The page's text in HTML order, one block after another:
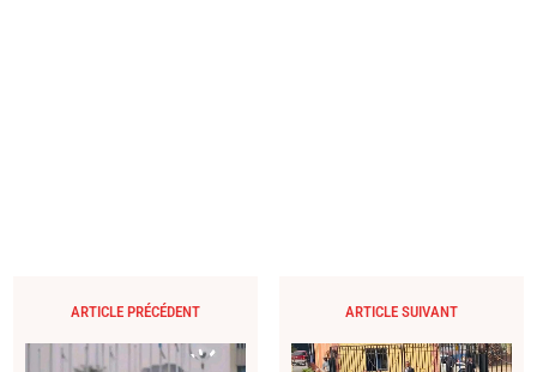
ARTICLE PRÉCÉDENT ARTICLE SUIVANT